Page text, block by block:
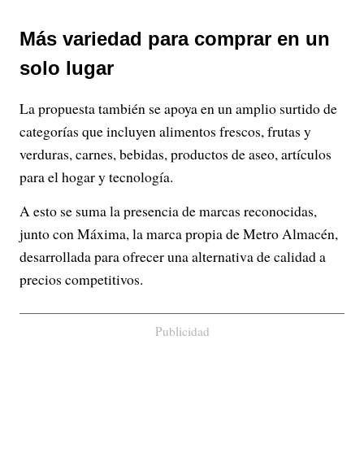
Más variedad para comprar en un
solo lugar
La propuesta también se apoya en un amplio surtido de
categorías que incluyen alimentos frescos, frutas y
verduras, carnes, bebidas, productos de aseo, artículos
para el hogar y tecnología.
A esto se suma la presencia de marcas reconocidas,
junto con Máxima, la marca propia de Metro Almacén,
desarrollada para ofrecer una alternativa de calidad a
precios competitivos.
Publicidad